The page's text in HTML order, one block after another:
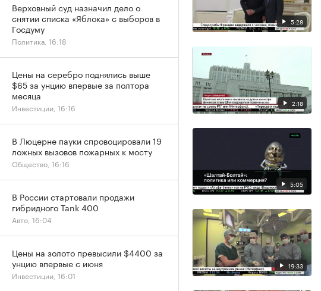
5:28
2:18
5:05
19:33
Верховный суд назначил дело о
снятии списка «Яблока» с выборов в
Госдуму
Политика, 16:18
Цены на серебро поднялись выше
$65 за унцию впервые за полтора
месяца
Инвестиции, 16:16
В Люцерне пауки спровоцировали 19
ложных вызовов пожарных к мосту
Общество, 16:16
В России стартовали продажи
гибридного Tank 400
Авто, 16:04
Цены на золото превысили $4400 за
унцию впервые с июня
Инвестиции, 16:01